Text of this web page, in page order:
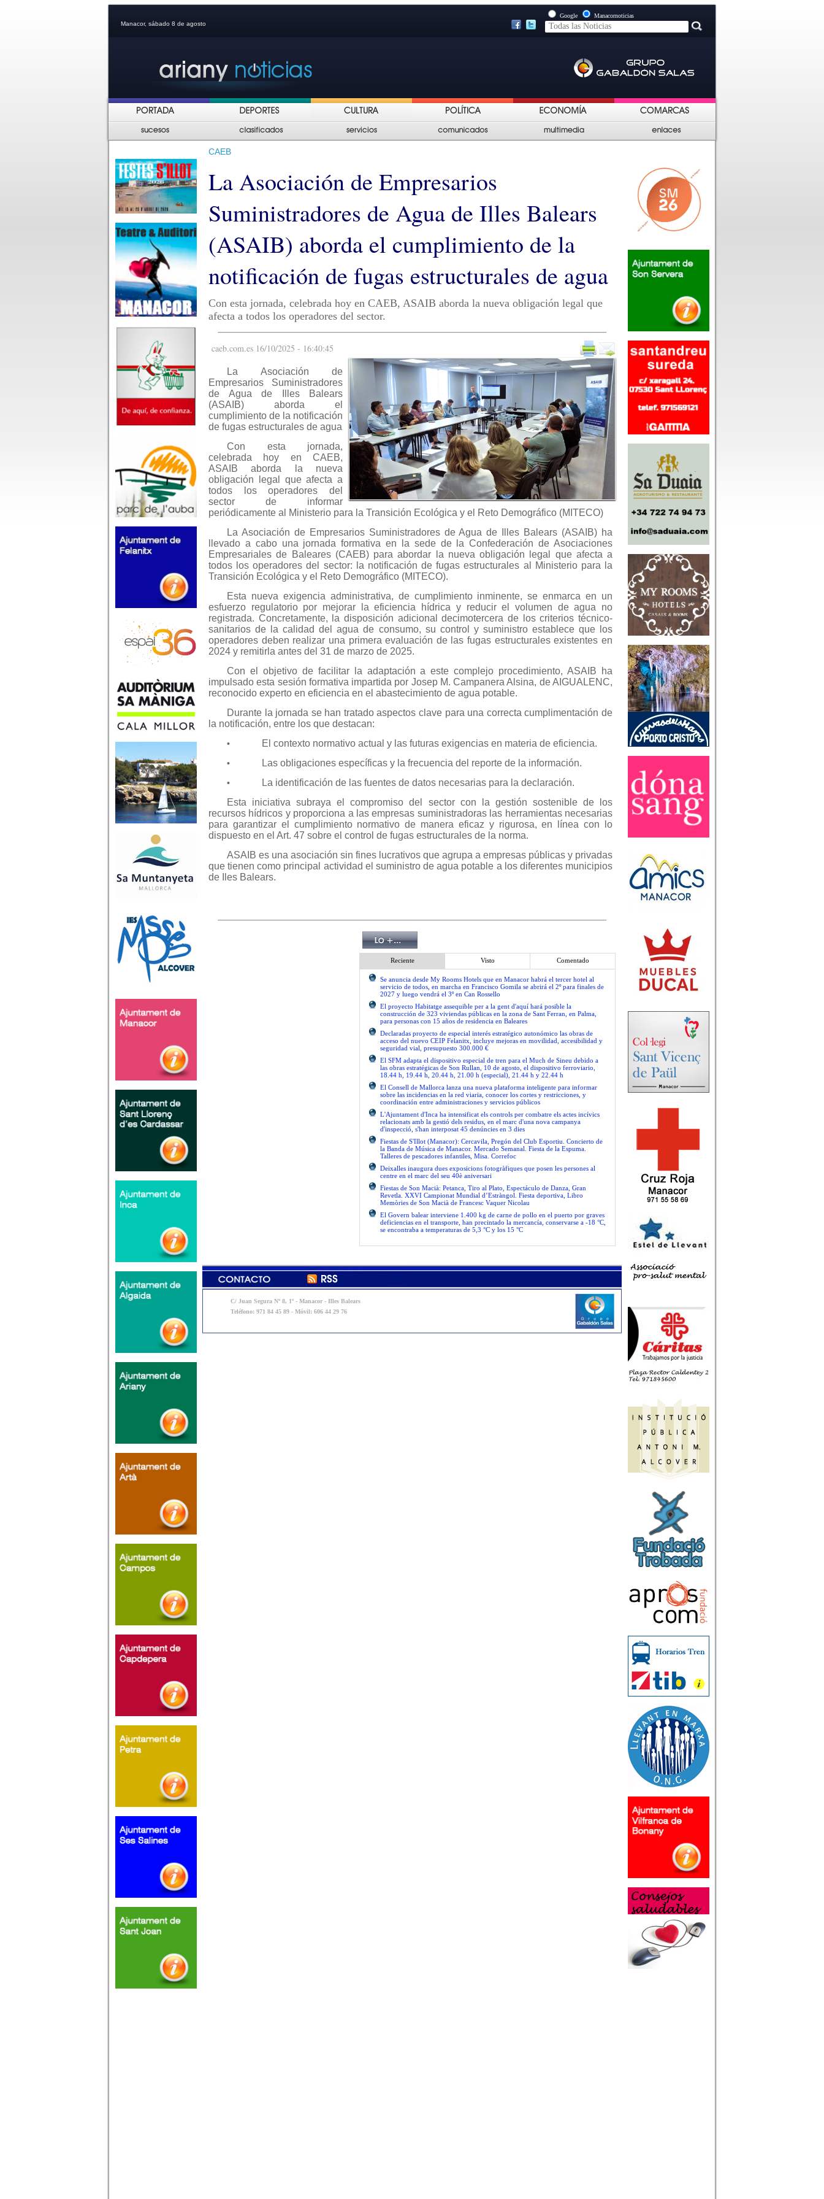
Manacor, sábado 8 de agosto
Google Manacornoticias
CAEB
La Asociación de Empresarios
Suministradores de Agua de Illes Balears
(ASAIB) aborda el cumplimiento de la
notificación de fugas estructurales de agua
Con esta jornada, celebrada hoy en CAEB, ASAIB aborda la nueva obligación legal que
afecta a todos los operadores del sector.
caeb.com.es 16/10/2025 - 16:40:45
La Asociación de
Empresarios Suministradores
de Agua de Illes Balears
(ASAIB) aborda el
cumplimiento de la notificación
de fugas estructurales de agua
Con esta jornada,
celebrada hoy en CAEB,
ASAIB aborda la nueva
obligación legal que afecta a
todos los operadores del
sector de informar
periódicamente al Ministerio para la Transición Ecológica y el Reto Demográfico (MITECO)
La Asociación de Empresarios Suministradores de Agua de Illes Balears (ASAIB) ha
llevado a cabo una jornada formativa en la sede de la Confederación de Asociaciones
Empresariales de Baleares (CAEB) para abordar la nueva obligación legal que afecta a
todos los operadores del sector: la notificación de fugas estructurales al Ministerio para la
Transición Ecológica y el Reto Demográfico (MITECO).
Esta nueva exigencia administrativa, de cumplimiento inminente, se enmarca en un
esfuerzo regulatorio por mejorar la eficiencia hídrica y reducir el volumen de agua no
registrada. Concretamente, la disposición adicional decimotercera de los criterios técnico-
sanitarios de la calidad del agua de consumo, su control y suministro establece que los
operadores deben realizar una primera evaluación de las fugas estructurales existentes en
2024 y remitirla antes del 31 de marzo de 2025.
Con el objetivo de facilitar la adaptación a este complejo procedimiento, ASAIB ha
impulsado esta sesión formativa impartida por Josep M. Campanera Alsina, de AIGUALENC,
reconocido experto en eficiencia en el abastecimiento de agua potable.
Durante la jornada se han tratado aspectos clave para una correcta cumplimentación de
la notificación, entre los que destacan:
• El contexto normativo actual y las futuras exigencias en materia de eficiencia.
• Las obligaciones específicas y la frecuencia del reporte de la información.
•
La identificación de las fuentes de datos necesarias para la declaración.
Esta iniciativa subraya el compromiso del sector con la gestión sostenible de los
recursos hídricos y proporciona a las empresas suministradoras las herramientas necesarias
para garantizar el cumplimiento normativo de manera eficaz y rigurosa, en línea con lo
dispuesto en el Art. 47 sobre el control de fugas estructurales de la norma.
ASAIB es una asociación sin fines lucrativos que agrupa a empresas públicas y privadas
que tienen como principal actividad el suministro de agua potable a los diferentes municipios
de Iles Balears.
Reciente Visto Comentado
Se anuncia desde My Rooms Hotels que en Manacor habrá el tercer hotel al
servicio de todos, en marcha en Francisco Gomila se abrirá el 2º para finales de
2027 y luego vendrá el 3º en Can Rossello
El proyecto Habitatge assequible per a la gent d'aquí hará posible la
construcción de 323 viviendas públicas en la zona de Sant Ferran, en Palma,
para personas con 15 años de residencia en Baleares
Declaradas proyecto de especial interés estratégico autonómico las obras de
acceso del nuevo CEIP Felanitx, incluye mejoras en movilidad, accesibilidad y
seguridad vial, presupuesto 300.000 €
El SFM adapta el dispositivo especial de tren para el Much de Sineu debido a
las obras estratégicas de Son Rullan, 10 de agosto, el dispositivo ferroviario,
18.44 h, 19.44 h, 20.44 h, 21.00 h (especial), 21.44 h y 22.44 h
El Consell de Mallorca lanza una nueva plataforma inteligente para informar
sobre las incidencias en la red viaria, conocer los cortes y restricciones, y
coordinación entre administraciones y servicios públicos
L'Ajuntament d'Inca ha intensificat els controls per combatre els actes incívics
relacionats amb la gestió dels residus, en el marc d'una nova campanya
d'inspecció, s'han interposat 45 denúncies en 3 dies
Fiestas de S'Illot (Manacor): Cercavila, Pregón del Club Esportiu. Concierto de
la Banda de Música de Manacor. Mercado Semanal. Fiesta de la Espuma.
Talleres de pescadores infantiles, Misa. Correfoc
Deixalles inaugura dues exposicions fotogràfiques que posen les persones al
centre en el marc del seu 40è aniversari
Fiestas de Son Macià: Petanca, Tiro al Plato, Espectáculo de Danza, Gran
Revetla. XXVI Campionat Mundial d’Estràngol. Fiesta deportiva, Libro
Memòries de Son Macià de Francesc Vaquer Nicolau
El Govern balear interviene 1.400 kg de carne de pollo en el puerto por graves
deficiencias en el transporte, han precintado la mercancía, conservarse a -18 °C,
se encontraba a temperaturas de 5,3 °C y los 15 °C
C/ Juan Segura Nº 8, 1º - Manacor - Illes Balears
Teléfono: 971 84 45 89 - Móvil: 606 44 29 76